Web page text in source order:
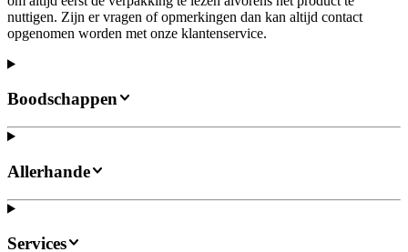
nuttigen. Zijn er vragen of opmerkingen dan kan altijd contact
opgenomen worden met onze klantenservice.
Boodschappen
Allerhande
Services